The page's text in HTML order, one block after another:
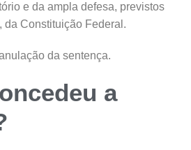
e da ampla defesa, previstos
da Constituição Federal.
da sentença.
a